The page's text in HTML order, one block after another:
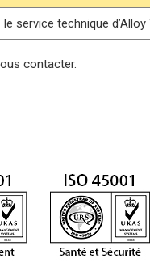
service technique d’Alloy
contacter.